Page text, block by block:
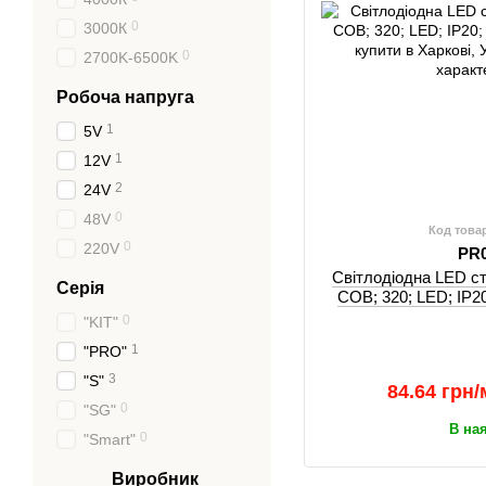
Код
Світлодіодна LED
СОВ; 320; LED;
84.64 грн/
В
3000К 0
2700K-6500K 0
Робоча напруга
5V 1
12V 1
24V 2
48V 0
220V 0
Серія
"KIT" 0
"PRO" 1
"S" 3
"SG" 0
"Smart" 0
Виробник